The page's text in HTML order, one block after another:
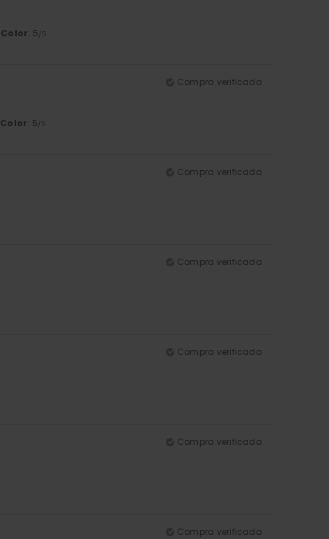
Color: 5/5
Compra verificada
Color: 5/5
Compra verificada
Compra verificada
Compra verificada
Compra verificada
Compra verificada